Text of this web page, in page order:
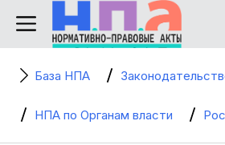
База НПА
НПА по Органам власти